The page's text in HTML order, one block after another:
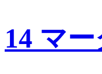
14 マ